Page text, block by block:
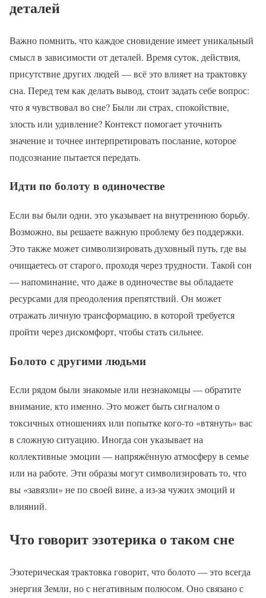
деталей
Важно помнить, что каждое сновидение имеет уникальный
смысл в зависимости от деталей. Время суток, действия,
присутствие других людей — всё это влияет на трактовку
сна. Перед тем как делать вывод, стоит задать себе вопрос:
что я чувствовал во сне? Были ли страх, спокойствие,
злость или удивление? Контекст помогает уточнить
значение и точнее интерпретировать послание, которое
подсознание пытается передать.
Идти по болоту в одиночестве
Если вы были одни, это указывает на внутреннюю борьбу.
Возможно, вы решаете важную проблему без поддержки.
Это также может символизировать духовный путь, где вы
очищаетесь от старого, проходя через трудности. Такой сон
— напоминание, что даже в одиночестве вы обладаете
ресурсами для преодоления препятствий. Он может
отражать личную трансформацию, в которой требуется
пройти через дискомфорт, чтобы стать сильнее.
Болото с другими людьми
Если рядом были знакомые или незнакомцы — обратите
внимание, кто именно. Это может быть сигналом о
токсичных отношениях или попытке кого-то «втянуть» вас
в сложную ситуацию. Иногда сон указывает на
коллективные эмоции — напряжённую атмосферу в семье
или на работе. Эти образы могут символизировать то, что
вы «завязли» не по своей вине, а из-за чужих эмоций и
влияний.
Что говорит эзотерика о таком сне
Эзотерическая трактовка говорит, что болото — это всегда
энергия Земли, но с негативным полюсом. Оно связано с